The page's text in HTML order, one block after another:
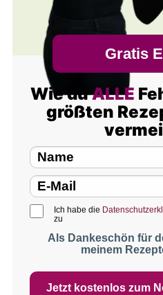
Gratis
Wie duALLE
größten
Ich habe die
zu
Als Dankeschön für
meinem
Jetzt kostenlos zum